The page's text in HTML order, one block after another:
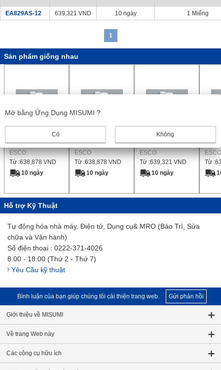
EA829AS-12 639,321 VND 10 ngày 1 Miếng
1
Sản phẩm giống nhau
Giá đỡ vòi Đế Kẹp
-4
ESCO
Từ :638,878 VND
10 ngày
-3
ESCO
Từ :638,878 VND
10 ngày
Giá đỡ vòi Đế Kẹp
-10
ESCO
Từ :639,321 VND
10 ngày
-8
ESCO
Từ :
Hỗ trợ Kỹ Thuật
Tự động hóa nhà máy, Điện tử, Dụng cụ& MRO (Bảo Trì, Sửa
chữa và Vận hành)
Số điện thoại : 0222-371-4026
8:00 - 18:00 (Thứ 2 - Thứ 7)
Yêu Cầu kỹ thuật
Bình luận của bạn giúp chúng tôi cải thiện trang web. Gửi phản hồi
Giới thiệu về MISUMI
Về trang Web này
Các công cụ hữu ích
Mở bằng Ứng Dụng MISUMI ?
Có Không